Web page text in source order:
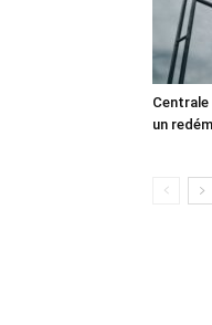
un